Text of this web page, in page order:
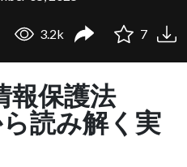
3.2k 7
報保護法
読み解く実